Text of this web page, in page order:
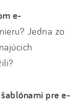
e-
Jedna zo
pre e-